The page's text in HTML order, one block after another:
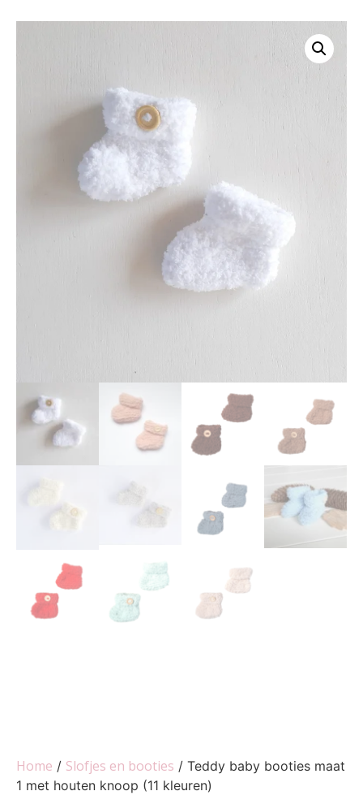
Home / Slofjes en booties / Teddy baby booties maat
1 met houten knoop (11 kleuren)